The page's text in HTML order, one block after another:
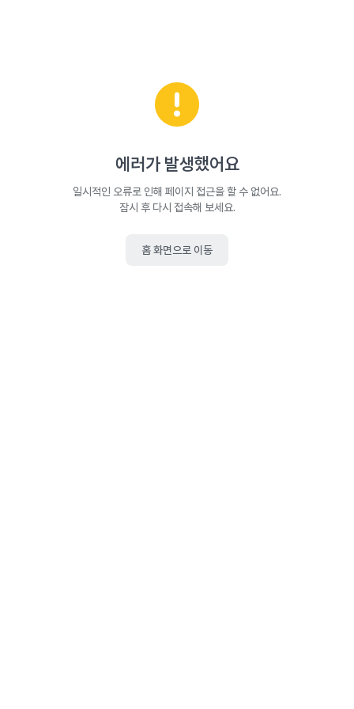
에러가 발생했어요
일시적인 오류로 인해 페이지 접근을 할 수 없어요.
잠시 후 다시 접속해 보세요.
홈 화면으로 이동